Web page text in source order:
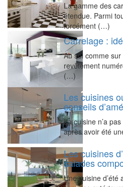
La gamme des
étendue. Parmi
forcément (…)
Carrelage :
Au sol comme
revêtement
(…)
Les cuisines
conseils
La cuisine n’a
après avoir été
Les cuisines
salades
Une cuisine